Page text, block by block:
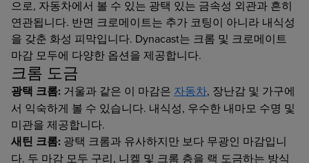
으로, 자동차에서 볼 수 있는 광택 있는 금속성 외관과 흔히
연관됩니다. 반면 크로메이트는 추가 코팅이 아니라 내식성
을 갖춘 화성 피막입니다. Dynacast는 크롬 및 크로메이트
마감 모두에 다양한 옵션을 제공합니다.
크롬 도금
광택 크롬: 거울과 같은 이 마감은 자동차, 장난감 및 가구에
서 익숙하게 볼 수 있습니다. 내식성, 우수한 내마모 수명 및
미관을 제공합니다.
새틴 크롬: 광택 크롬과 유사하지만 보다 무광인 마감입니
다. 두 마감 모두 구리, 니켈 및 크롬 층을 랙 도금하는 방식